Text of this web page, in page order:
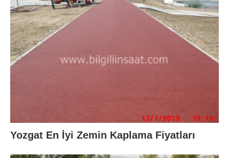
Yozgat En İyi Zemin Kaplama Fiyatları